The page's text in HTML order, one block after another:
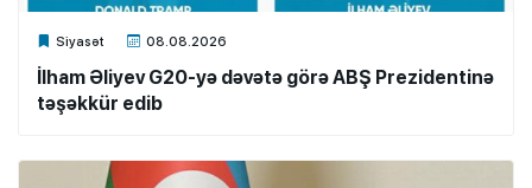
Siyasət 08.08.2026
Xalq.Online
İlham Əliyev G20-yə dəvətə görə ABŞ Prezidentinə
təşəkkür edib